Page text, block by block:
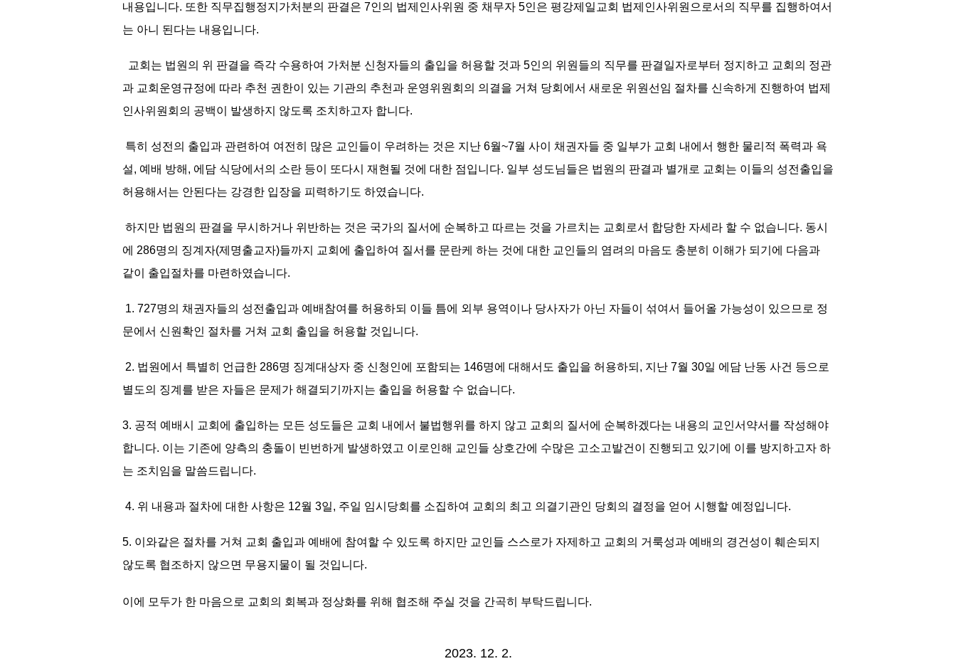
내용입니다. 또한 직무집행정지가처분의 판결은 7인의 법제인사위원 중 채무자 5인은 평강제일교회 법제인사위원으로서의 직무를 집행하여서
는 아니 된다는 내용입니다.
교회는 법원의 위 판결을 즉각 수용하여 가처분 신청자들의 출입을 허용할 것과 5인의 위원들의 직무를 판결일자로부터 정지하고 교회의 정관
과 교회운영규정에 따라 추천 권한이 있는 기관의 추천과 운영위원회의 의결을 거쳐 당회에서 새로운 위원선임 절차를 신속하게 진행하여 법제
인사위원회의 공백이 발생하지 않도록 조치하고자 합니다.
특히 성전의 출입과 관련하여 여전히 많은 교인들이 우려하는 것은 지난 6월~7월 사이 채권자들 중 일부가 교회 내에서 행한 물리적 폭력과 욕
설, 예배 방해, 에담 식당에서의 소란 등이 또다시 재현될 것에 대한 점입니다. 일부 성도님들은 법원의 판결과 별개로 교회는 이들의 성전출입을
허용해서는 안된다는 강경한 입장을 피력하기도 하였습니다.
하지만 법원의 판결을 무시하거나 위반하는 것은 국가의 질서에 순복하고 따르는 것을 가르치는 교회로서 합당한 자세라 할 수 없습니다. 동시
에 286명의 징계자(제명출교자)들까지 교회에 출입하여 질서를 문란케 하는 것에 대한 교인들의 염려의 마음도 충분히 이해가 되기에 다음과
같이 출입절차를 마련하였습니다.
1. 727명의 채권자들의 성전출입과 예배참여를 허용하되 이들 틈에 외부 용역이나 당사자가 아닌 자들이 섞여서 들어올 가능성이 있으므로 정
문에서 신원확인 절차를 거쳐 교회 출입을 허용할 것입니다.
2. 법원에서 특별히 언급한 286명 징계대상자 중 신청인에 포함되는 146명에 대해서도 출입을 허용하되, 지난 7월 30일 에담 난동 사건 등으로
별도의 징계를 받은 자들은 문제가 해결되기까지는 출입을 허용할 수 없습니다.
3. 공적 예배시 교회에 출입하는 모든 성도들은 교회 내에서 불법행위를 하지 않고 교회의 질서에 순복하겠다는 내용의 교인서약서를 작성해야
합니다. 이는 기존에 양측의 충돌이 빈번하게 발생하였고 이로인해 교인들 상호간에 수많은 고소고발건이 진행되고 있기에 이를 방지하고자 하
는 조치임을 말씀드립니다.
4. 위 내용과 절차에 대한 사항은 12월 3일, 주일 임시당회를 소집하여 교회의 최고 의결기관인 당회의 결정을 얻어 시행할 예정입니다.
5. 이와같은 절차를 거쳐 교회 출입과 예배에 참여할 수 있도록 하지만 교인들 스스로가 자제하고 교회의 거룩성과 예배의 경건성이 훼손되지
않도록 협조하지 않으면 무용지물이 될 것입니다.
이에 모두가 한 마음으로 교회의 회복과 정상화를 위해 협조해 주실 것을 간곡히 부탁드립니다.
2023. 12. 2.